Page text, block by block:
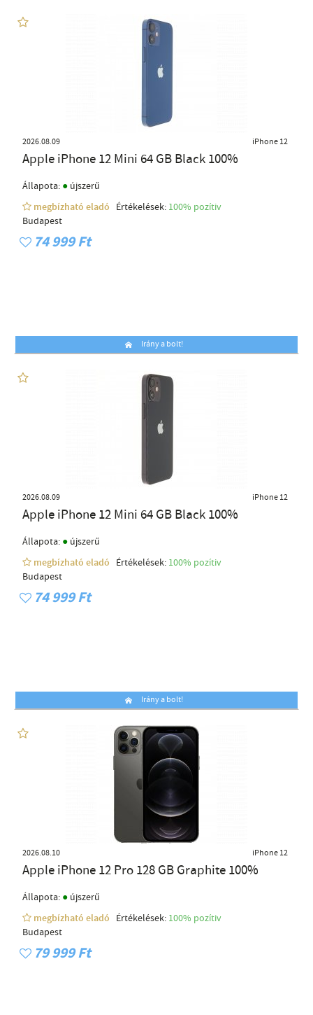
2026.08.09 iPhone 12
Apple iPhone 12 Mini 64 GB Black 100%
Állapota: ● újszerű
megbízható eladó
Értékelések: 100% pozítiv
Budapest
74 999 Ft
Irány a bolt!
2026.08.09 iPhone 12
Apple iPhone 12 Mini 64 GB Black 100%
Állapota: ● újszerű
megbízható eladó
Értékelések: 100% pozítiv
Budapest
74 999 Ft
Irány a bolt!
2026.08.10 iPhone 12
Apple iPhone 12 Pro 128 GB Graphite 100%
Állapota: ● újszerű
megbízható eladó
Értékelések: 100% pozítiv
Budapest
79 999 Ft